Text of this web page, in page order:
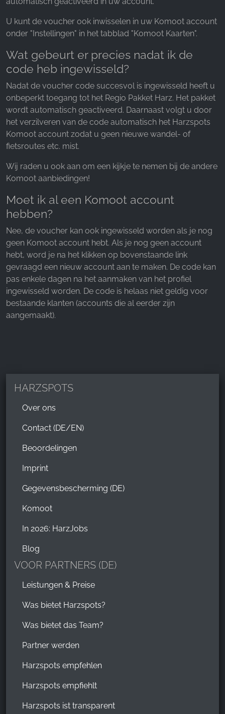
U kunt de voucher ook inwisselen in uw Komoot account
onder "Instellingen" in het tabblad "Komoot Kaarten".
Wat gebeurt er precies nadat ik de
code heb ingewisseld?
Nadat de voucher code succesvol is ingewisseld heeft u
onbeperkt toegang tot het Regio Pakket Harz. Het pakket
wordt automatisch geactiveerd. Daarnaast volgt u door
het verzilveren van de code automatisch het Harzspots
Komoot account zodat u geen nieuwe wandel- of
fietsroutes etc. mist.
Wij raden u ook aan om een kijkje te nemen bij de andere
Komoot aanbiedingen!
Moet ik al een Komoot account
hebben?
Nee, de voucher kan ook ingewisseld worden als je nog
geen Komoot account hebt. Als je nog geen account
hebt, word je na het klikken op bovenstaande link
gevraagd een nieuw account aan te maken. De code kan
pas enkele dagen na het aanmaken van het profiel
ingewisseld worden. De code is helaas niet geldig voor
bestaande klanten (accounts die al eerder zijn
aangemaakt).
HARZSPOTS
Over ons
Contact (DE/EN)
Beoordelingen
Imprint
Gegevensbescherming (DE)
Komoot
In 2026: HarzJobs
Blog
VOOR PARTNERS (DE)
Leistungen & Preise
Was bietet Harzspots?
Was bietet das Team?
Partner werden
Harzspots empfehlen
Harzspots empfiehlt
Harzspots ist transparent